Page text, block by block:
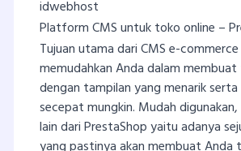
idwebhost
Platform CMS untuk toko online –
Tujuan utama dari CMS e-
memudahkan Anda dalam
dengan tampilan yang menarik
secepat mungkin. Mudah
lain dari PrestaShop yaitu adanya